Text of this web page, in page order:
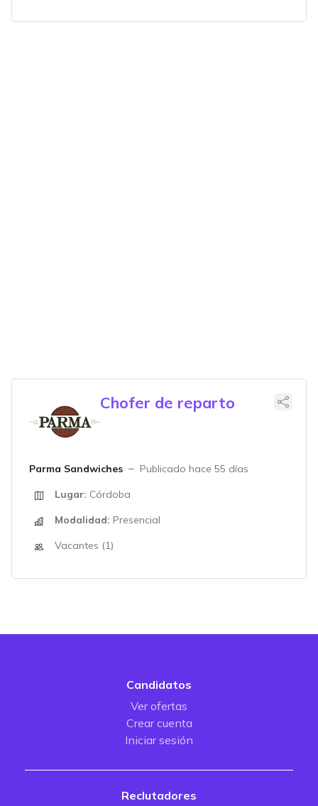
Chofer de reparto
Parma Sandwiches
Publicado hace 55 días
Lugar: Córdoba
Modalidad: Presencial
Vacantes (1)
Candidatos
Ver ofertas
Crear cuenta
Iniciar sesión
Reclutadores